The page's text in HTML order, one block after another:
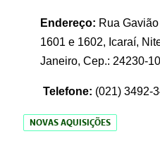
Endereço: Rua
1601 e 1602, Icaraí,
Janeiro, Cep.: 24230-
Telefone: (021) 3492-
NOVAS AQUISIÇÕES